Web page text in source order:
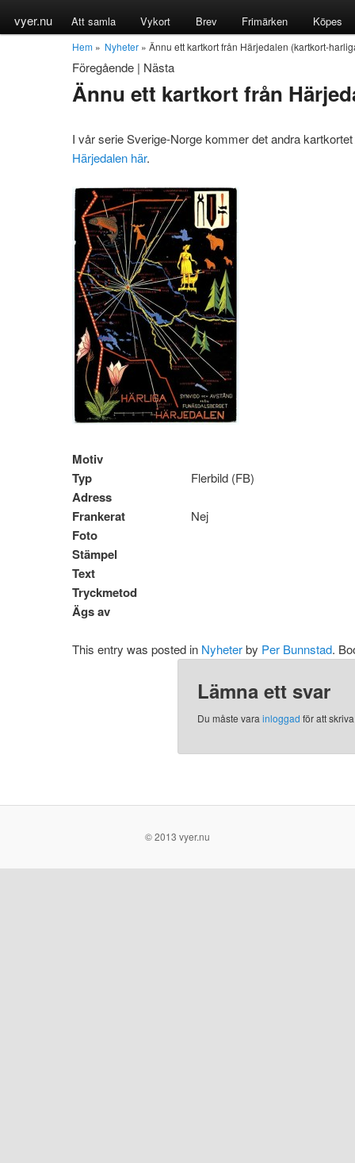
vyer.nu Att samla Vykort Brev Frimärken Köpes
Hem » Nyheter » Ännu ett kartkort från Härjedalen (kartkort-
Föregående | Nästa
Ännu ett kartkort från
I vår serie Sverige-Norge kommer det andra
Härjedalen här.
Motiv
Typ
Flerbild (FB)
Adress
Frankerat
Nej
Foto
Stämpel
Text
Tryckmetod
Ägs av
This entry was posted in Nyheterby Per Bunnstad.
Lämna ett svar
Du måste varainloggad för att
© 2013 vyer.nu